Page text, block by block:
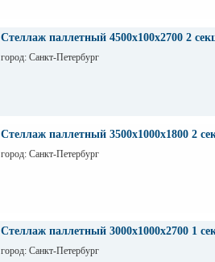
Стеллаж паллетный 4500х100х2700 2
город: Санкт-Петербург
Стеллаж паллетный 3500х1000х1800 2
город: Санкт-Петербург
Стеллаж паллетный 3000х1000х2700 1
город: Санкт-Петербург